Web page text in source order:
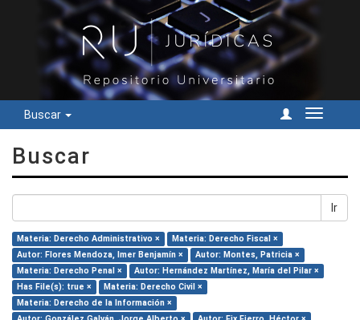
Buscar
Cambiar
Buscar
Ir
Materia: Derecho Administrativo ×
Materia: Derecho Fiscal ×
Autor: Flores Mendoza, Imer Benjamín ×
Autor: Montes, Patricia ×
Materia: Derecho Penal ×
Autor: Hernández Martínez, María del Pilar ×
Has File(s): true ×
Materia: Derecho Civil ×
Materia: Derecho de la Información ×